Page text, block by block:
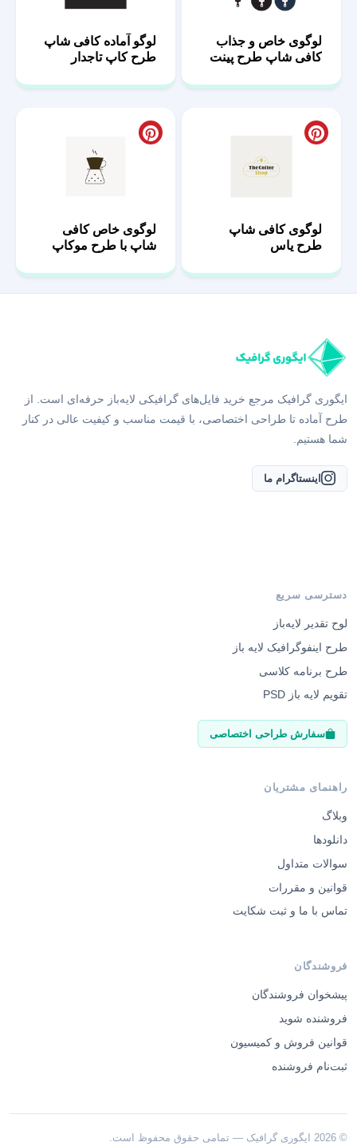
لوگوی خاص و جذاب
کافی شاپ طرح پینت
لوگو آماده کافی شاپ
طرح کاپ تاجدار
لوگوی کافی شاپ
طرح یاس
لوگوی خاص کافی
شاپ با طرح موکاپ
ایگوری گرافیک مرجع خرید فایل‌های گرافیکی لایه‌باز حرفه‌ای است. از
طرح آماده تا طراحی اختصاصی، با قیمت مناسب و کیفیت عالی در کنار
شما هستیم.
اینستاگرام ما
دسترسی سریع
لوح تقدیر لایه‌باز
طرح اینفوگرافیک لایه باز
طرح برنامه کلاسی
تقویم لایه باز PSD
سفارش طراحی اختصاصی
راهنمای مشتریان
وبلاگ
دانلودها
سوالات متداول
قوانین و مقررات
تماس با ما و ثبت شکایت
فروشندگان
پیشخوان فروشندگان
فروشنده شوید
قوانین فروش و کمیسیون
ثبت‌نام فروشنده
© 2026 ایگوری گرافیک — تمامی حقوق محفوظ است.